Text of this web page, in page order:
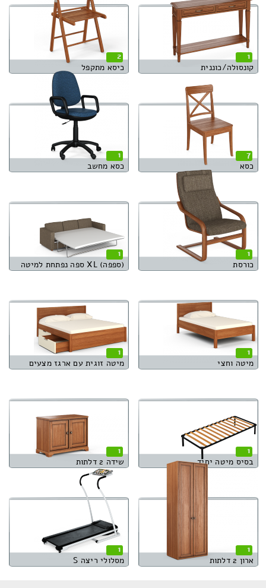
1
קונסולה/כוננית
2
כיסא מתקפל
7
כסא
1
כסא מחשב
1
כורסת
1
(ספפה) XL ספה נפתחת למיטה
1
מיטה וחצי
1
מיטה זוגית עם ארגז מצעים
1
בסיס מיטה יחיד
1
שידה 2 דלתות
1
ארון 2 דלתות
1
מסלולי ריצה S